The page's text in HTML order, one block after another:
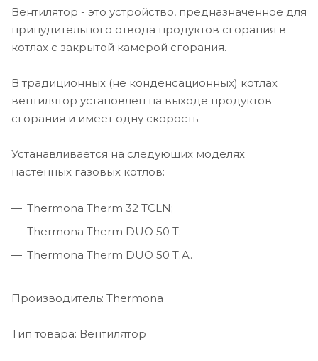
Вентилятор - это устройство, предназначенное для
принудительного отвода продуктов сгорания в
котлах с закрытой камерой сгорания.
В традиционных (не конденсационных) котлах
вентилятор установлен на выходе продуктов
сгорания и имеет одну скорость.
Устанавливается на следующих моделях
настенных газовых котлов:
Thermona Therm 32 TCLN;
Thermona Therm DUO 50 T;
Thermona Therm DUO 50 T.A.
Производитель: Thermona
Тип товара: Вентилятор